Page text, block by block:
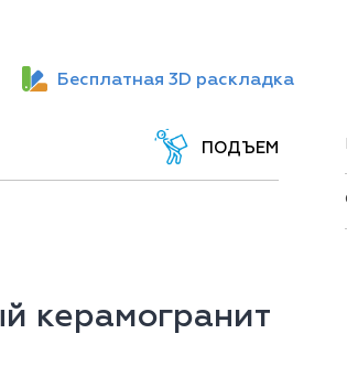
Бесплатная 3D раскладка
ПОДЪЕМ
керамогранит